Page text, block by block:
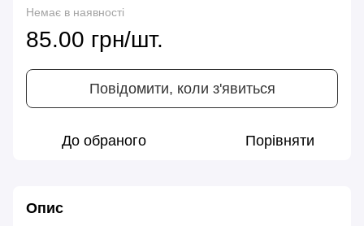
Немає в наявності
85.00 грн/шт.
Повідомити, коли з'явиться
До обраного Порівняти
Опис